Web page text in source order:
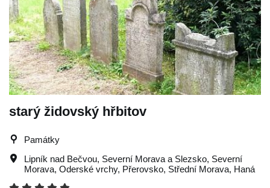
starý židovský hřbitov
Památky
Lipník nad Bečvou, Severní Morava a Slezsko, Severní
Morava, Oderské vrchy, Přerovsko, Střední Morava, Haná